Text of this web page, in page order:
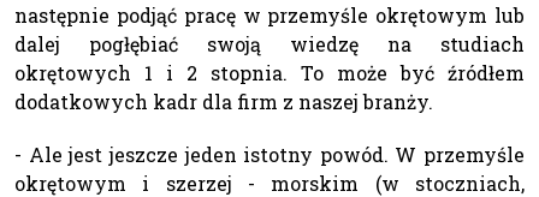
następnie podjąć pracę w przemyśle okrętowym lub
dalej pogłębiać swoją wiedzę na studiach
okrętowych 1 i 2 stopnia. To może być źródłem
dodatkowych kadr dla firm z naszej branży.
- Ale jest jeszcze jeden istotny powód. W przemyśle
okrętowym i szerzej - morskim (w stoczniach,